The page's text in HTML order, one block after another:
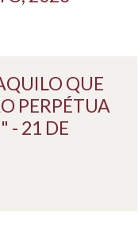
QUE
PERPÉTUA
- 21 DE